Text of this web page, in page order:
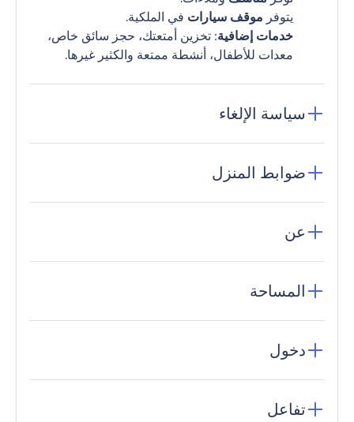
يتوفر موقف سيارات في الملكية.
خدمات إضافية: تخزين أمتعتك، حجز سائق خاص،
معدات للأطفال، أنشطة ممتعة والكثير غيرها.
سياسة الإلغاء
ضوابط المنزل
عن
المساحة
دخول
تفاعل